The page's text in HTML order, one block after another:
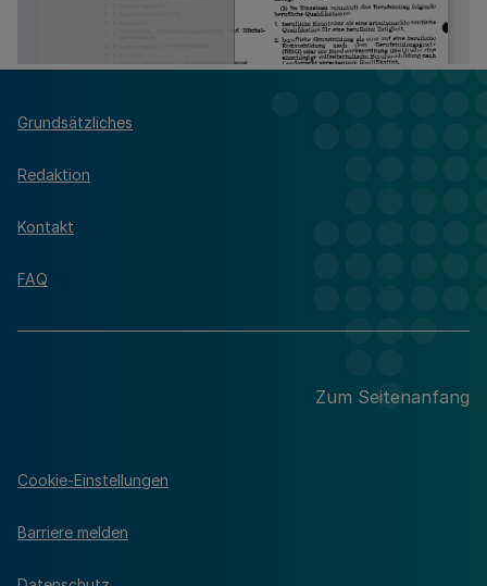
Grundsätzliches
Redaktion
Kontakt
FAQ
Zum Seitenanfang
Cookie-Einstellungen
Barriere melden